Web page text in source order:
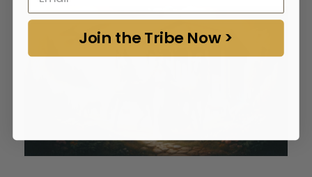
Join the Tribe Now >